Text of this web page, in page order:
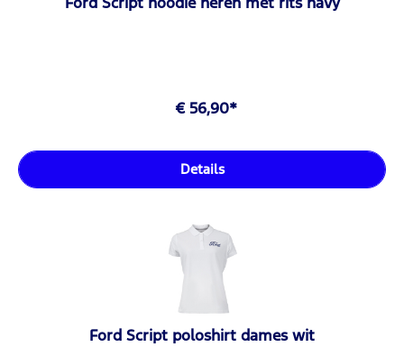
€ 56,90*
Details
Ford Script poloshirt dames wit